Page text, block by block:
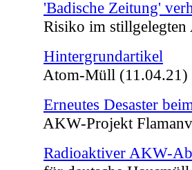
'Badische Zeitung'
Risiko im stillgelegten
Hintergrundartikel
Atom-Müll (11.04.21)
Erneutes Desaster
AKW-Projekt
Radioaktiver AKW-